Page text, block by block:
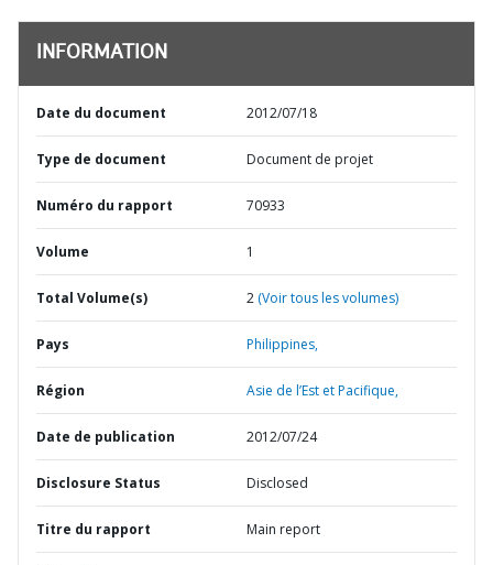
INFORMATION
Date du document 2012/07/18
Type de document Document de projet
Numéro du rapport 70933
Volume 1
Total Volume(s) 2 (Voir tous les volumes)
Pays Philippines,
Région Asie de l’Est et Pacifique,
Date de publication 2012/07/24
Disclosure Status Disclosed
Titre du rapport Main report